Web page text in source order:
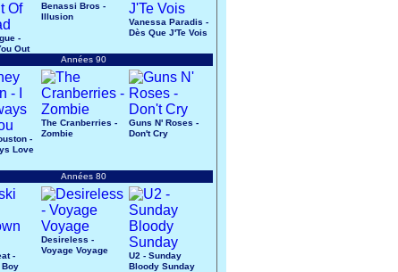
-
Out
Benassi Bros -
Illusion
Vanessa Paradis -
Dès Que J'Te Vois
Années 90
-
Love
The Cranberries -
Zombie
Guns N' Roses -
Don't Cry
Années 80
-
Boy
Desireless -
Voyage Voyage
U2 - Sunday
Bloody Sunday